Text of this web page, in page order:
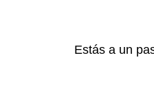
Estás a un